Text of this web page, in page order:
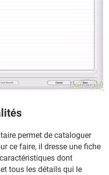
permet de cataloguer
ce faire, il dresse une fiche
dont
tous les détails qui le